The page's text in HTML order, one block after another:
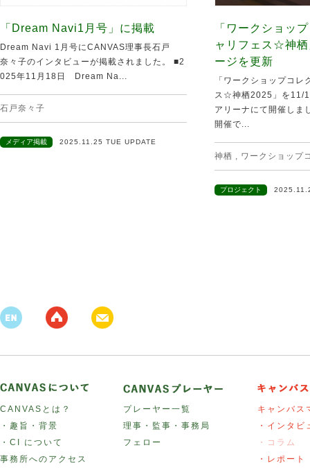
「Dream Navi1月号」に掲載
Dream Navi 1月号にCANVAS理事長石戸
奈々子のインタビューが掲載されました。 ■2
025年11月18日 Dream Na...
石戸奈々子
メディア掲載 2025.11.25 TUE UPDATE
「ワークショッ
ャリフェス☆神
ージを更新
「ワークショップコ
ス☆神栖2025」を11/
アリーナにて開催しま
開催で...
神栖 , ワークショップ
プロジェクト
CANVASとは？
・趣旨・背景
・CI について
事務所へのアクセス
プレーヤー一覧
理事・監事・事務局
フェロー
キャンバス
・インタビ
・コラム
・レポート